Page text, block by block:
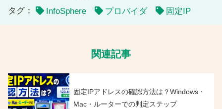
タグ：
InfoSphere プロバイダ 固定IP
関連記事
固定IPアドレスの確認方法は？Windows・
Mac・ルーターでの判定ステップ